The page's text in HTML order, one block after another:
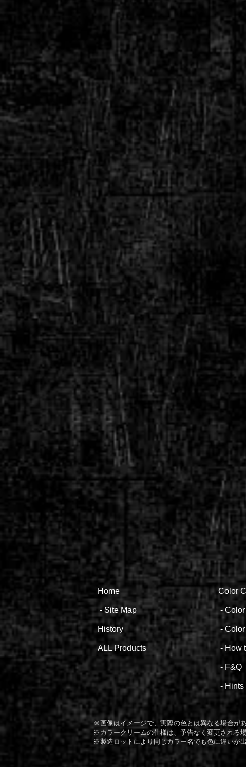
Home
- Site Map
History
ALL Products
Color
- ​
-Color
- How
- F&Q
- Hints
​※画像はイメージで、実際の色とは異なる場合が
​※カラークリームの仕様は、予告なく変更される場
※製造ロットにより同じカラー名でも色に違いが